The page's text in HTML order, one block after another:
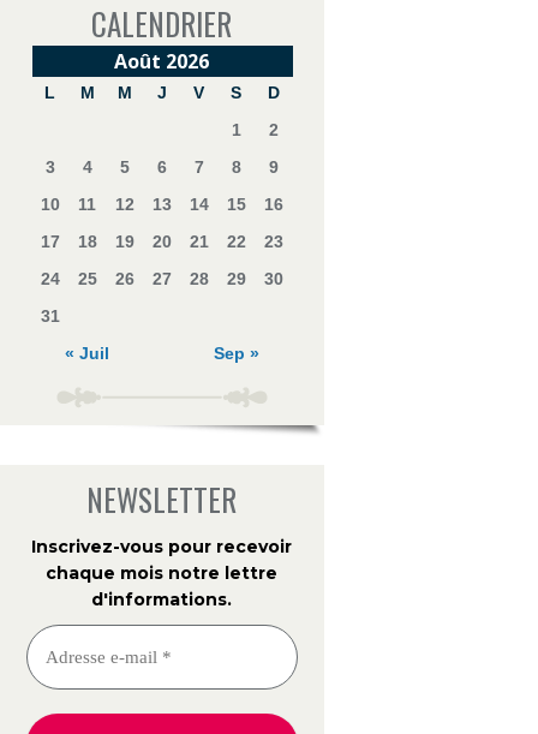
CALENDRIER
Août 2026
L M M J V S
D
1
2
3
4 5 6 7 8
9
10
11 12 13 14 15
16
17
18 19 20 21 22
23
24
25 26 27 28 29
30
31
« Juil
Sep »
NEWSLETTER
Inscrivez-vous pour recevoir
chaque mois notre lettre
d'informations.